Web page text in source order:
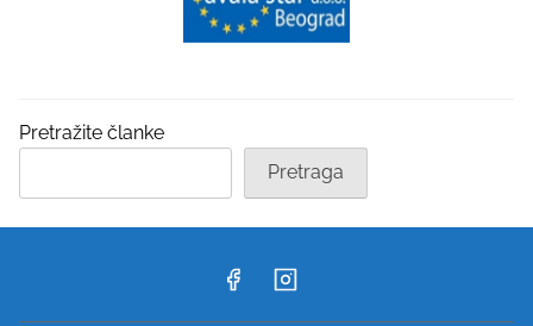
Pretražite članke
Pretraga